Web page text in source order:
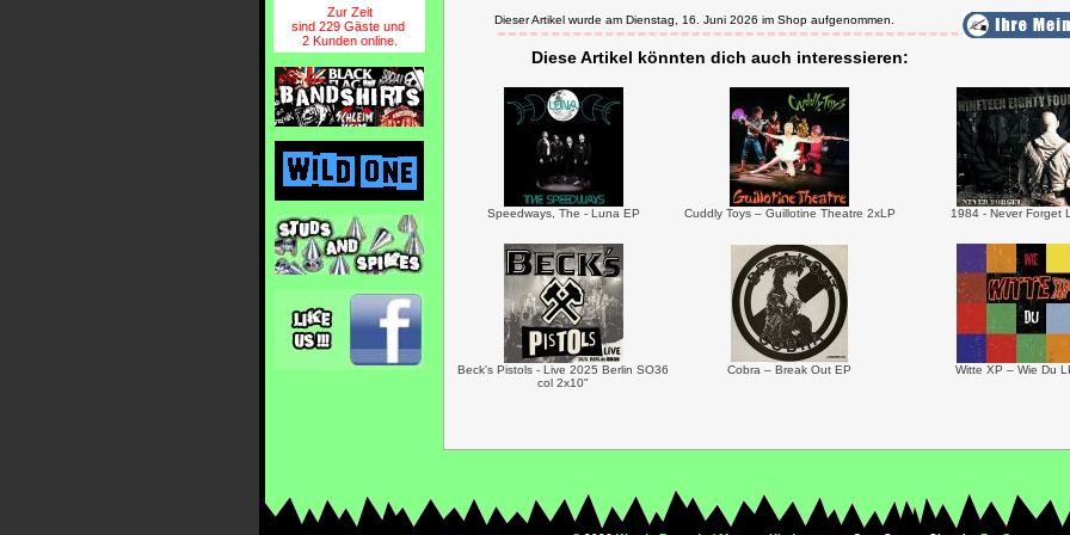
Zur Zeit
sind 229 Gäste und
2 Kunden online.
Dieser Artikel wurde am Dienstag, 16. Juni 2026 im Shop aufgenommen.
Diese Artikel könnten dich auch interessieren:
Speedways, The - Luna EP Cuddly Toys – Guillotine Theatre 2xLP 1984 - Never Forget
Beck's Pistols - Live 2025 Berlin SO36
col 2x10"
Cobra – Break Out EP Witte XP – Wie Du